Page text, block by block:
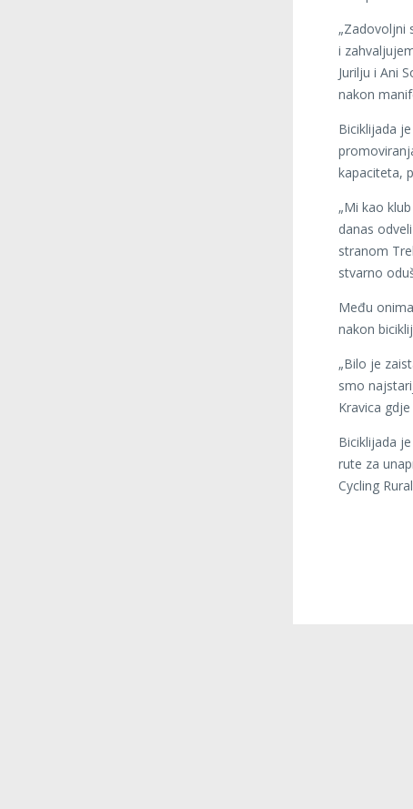
„Zadovoljni
i
Jurilju i Ani
nakon
Biciklijada
kapaciteta,
„Mi kao
danas
stranom
stvarno
Među
nakon
„Bilo je
smo
Kravica
Biciklijada
rute za
Cycling